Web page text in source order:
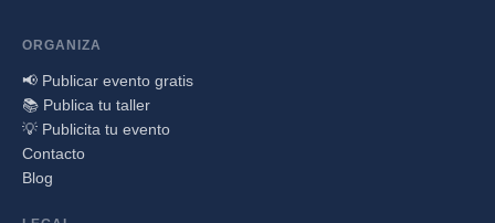
ORGANIZA
📢 Publicar evento gratis
📚 Publica tu taller
💡 Publicita tu evento
Contacto
Blog